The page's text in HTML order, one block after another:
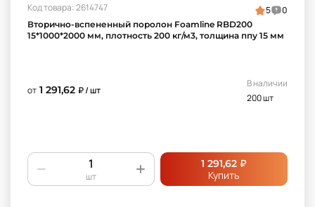
Код товара: 2614747 5 0
Вторично-вспененный поролон Foamline RBD200
15*1000*2000 мм, плотность 200 кг/м3, толщина ппу 15 мм
от 1 291,62 ₽ / шт
В наличии
200 шт
шт
1 291,62 ₽
Купить